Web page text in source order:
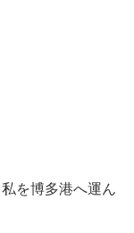
を博多港へ運ん